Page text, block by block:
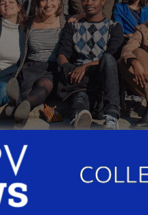
23^a Edizione del
accademica e
e Internazionali.